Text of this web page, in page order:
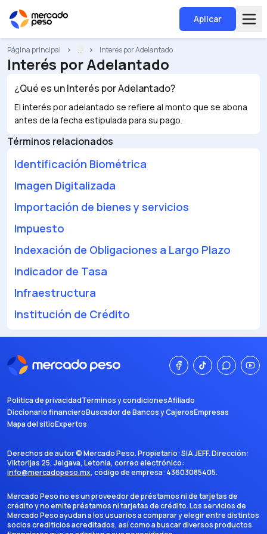
Aplicar
Página principal ... Interés por Adelantado
Interés por Adelantado
¿Qué es unInterés por Adelantado?
El interés por adelantado se refiere al monto que se abona
antes de la fecha estipulada para su pago.
Términos relacionados
Identificación Biométrica
Imagen Digitalizada
Importación de bienes y servicios
Impuesto
Indexación de Obligaciones a Largo Plazo
Indicador de Tasa
Infraestructura
Institución de Crédito
Política de privacidadTérminos y condicionesAfiliado
Diccionario financieroBuscador de Bancos y CajerosEmpresas
Mapa del sitioExpertos
Derechos de autor ©Mercado Peso. Propietario:SIA JEFF. Dirección:
Viktorijas 25, Jelgava, Letonia, correo electrónico:
info@mercadopeso.mx, código de empresa: 43603085405.
Mercado Peso no es un proveedor de préstamos ni de tarjetas de
crédito y no emite préstamos ni tarjetas de crédito. Los servicios de
Mercado Peso ayudan a los usuarios a comparar y elegir entre distintos
socios crediticios acreditados, así como a buscar diversos productos